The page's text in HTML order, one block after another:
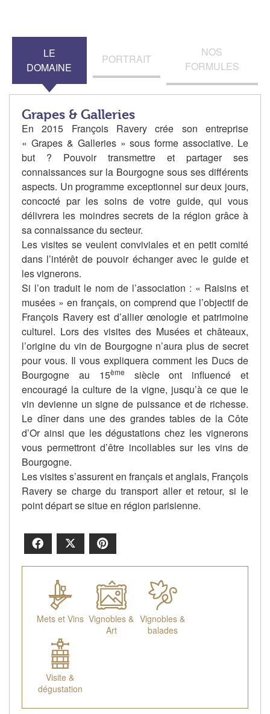
LE
DOMAINE
PORTRAIT
NOS
FORMULES
Grapes & Galleries
En 2015 François Ravery crée son entreprise
« Grapes & Galleries » sous forme associative. Le
but ? Pouvoir transmettre et partager ses
connaissances sur la Bourgogne sous ses différents
aspects. Un programme exceptionnel sur deux jours,
concocté par les soins de votre guide, qui vous
délivrera les moindres secrets de la région grâce à
sa connaissance du secteur.
Les visites se veulent conviviales et en petit comité
dans l’intérêt de pouvoir échanger avec le guide et
les vignerons.
Si l’on traduit le nom de l’association : « Raisins et
musées » en français, on comprend que l’objectif de
François Ravery est d’allier œnologie et patrimoine
culturel. Lors des visites des Musées et châteaux,
l’origine du vin de Bourgogne n’aura plus de secret
pour vous. Il vous expliquera comment les Ducs de
Bourgogne au 15ème
siècle ont influencé et
encouragé la culture de la vigne, jusqu’à ce que le
vin devienne un signe de puissance et de richesse.
Le dîner dans une des grandes tables de la Côte
d’Or ainsi que les dégustations chez les vignerons
vous permettront d’être incollables sur les vins de
Bourgogne.
Les visites s’assurent en français et anglais, François
Ravery se charge du transport aller et retour, si le
point départ se situe en région parisienne.
Facebook
Mets et Vins Vignobles &
Art
Vignobles &
balades
Visite &
dégustation